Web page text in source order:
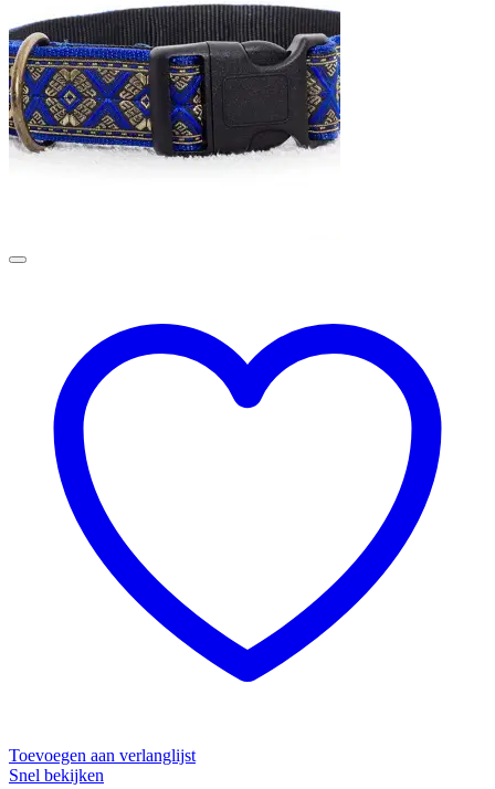
Toevoegen aan verlanglijst
Snel bekijken